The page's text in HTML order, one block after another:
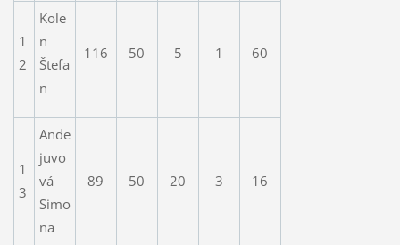
1
2
Kole
n
Štefa
n
116 50 5 1 60
1
3
Ande
juvo
vá
Simo
na
89 50 20 3 16